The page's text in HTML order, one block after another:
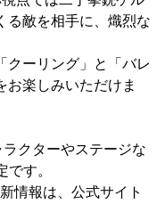
る敵を相手に、熾烈な
クーリング」と「バレ
お楽しみいただけま
クターやステージな
す。
情報は、公式サイト